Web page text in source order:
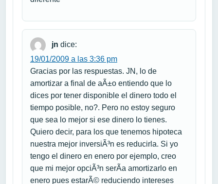
jn dice:
19/01/2009 a las 3:36 pm
Gracias por las respuestas. JN, lo de
amortizar a final de aÃ±o entiendo que lo
dices por tener disponible el dinero todo el
tiempo posible, no?. Pero no estoy seguro
que sea lo mejor si ese dinero lo tienes.
Quiero decir, para los que tenemos hipoteca
nuestra mejor inversiÃ³n es reducirla. Si yo
tengo el dinero en enero por ejemplo, creo
que mi mejor opciÃ³n serÃ­a amortizarlo en
enero pues estarÃ© reduciendo intereses